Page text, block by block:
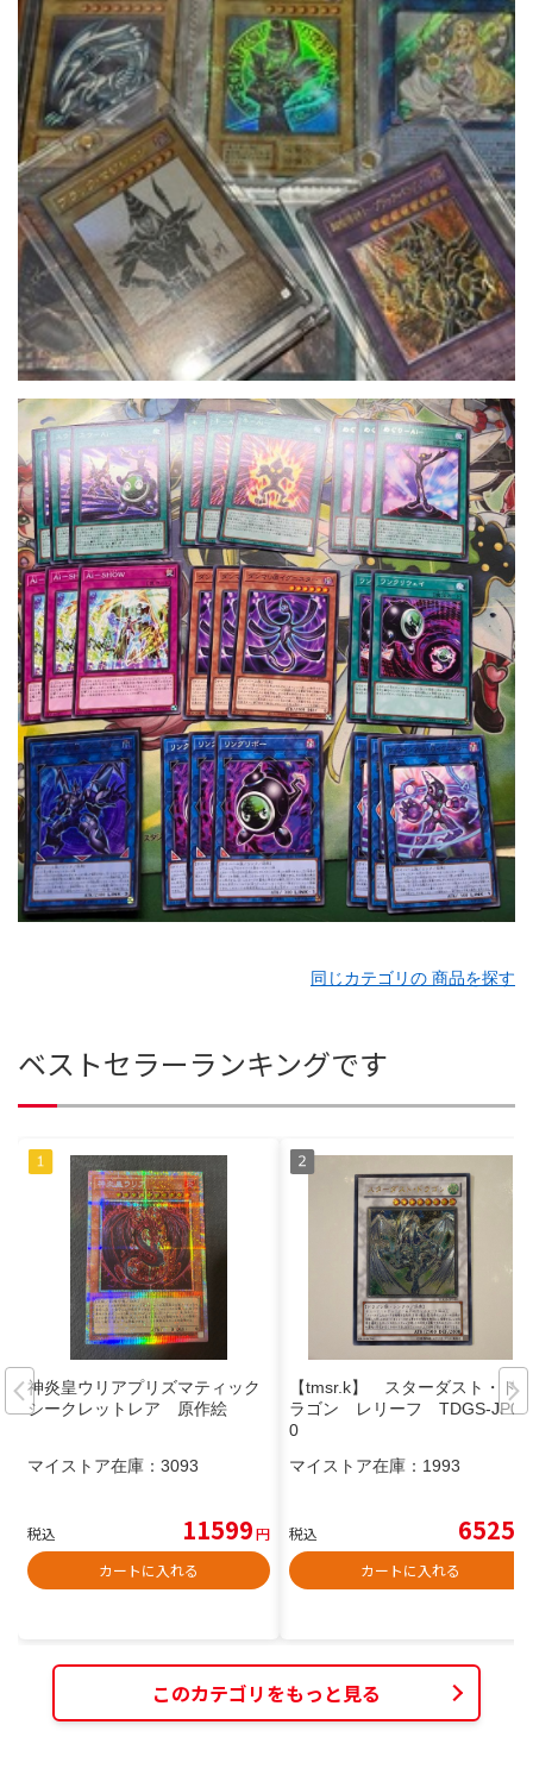
同じカテゴリの 商品を探す
ベストセラーランキングです
神炎皇ウリアプリズマティック
シークレットレア 原作絵
マイストア在庫： 3093
税込 11599円
カートに入れる
【tmsr.k】 スターダスト・ド
ラゴン レリーフ TDGS-JP04
0
マイストア在庫： 1993
税込 6525
カートに入れる
このカテゴリをもっと見る